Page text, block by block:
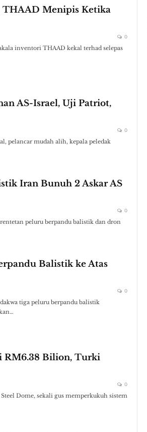
THAAD Menipis Ketika
0
inventori THAAD kekal terhad selepas
AS-Israel, Uji Patriot,
0
pelancar mudah alih, kepala peledak
Iran Bunuh 2 Askar AS
0
peluru berpandu balistik dan dron
Balistik ke Atas
0
tiga peluru berpandu balistik
RM6.38 Bilion, Turki
0
Dome, sekali gus memperkukuh sistem